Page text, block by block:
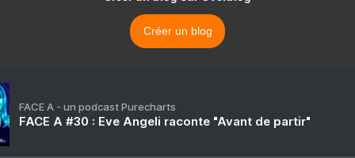
Créer un blog
FACE A - un podcast Purecharts
FACE A #30 : Eve Angeli raconte "Avant de partir"